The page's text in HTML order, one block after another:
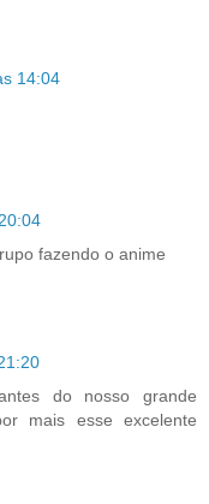
14:04
fazendo o anime
do nosso grande
mais esse excelente